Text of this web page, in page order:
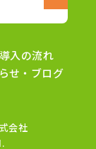
入の流れ
せ・ブログ
会社